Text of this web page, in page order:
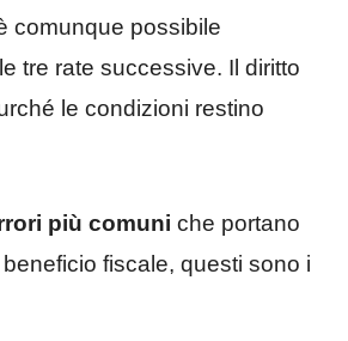
comunque possibile
tre rate successive. Il diritto
le condizioni restino
più comuni che portano
fiscale, questi sono i